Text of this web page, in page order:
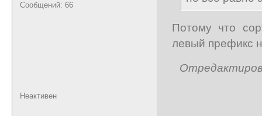
Сообщений: 66
Потому что
левый префикс
Неактивен